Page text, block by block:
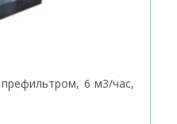
6 м3/час,